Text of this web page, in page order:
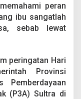
peran
ibu sangatlah
sebab lewat
peringatan Hari
Provinsi
(P3A) Sultra di